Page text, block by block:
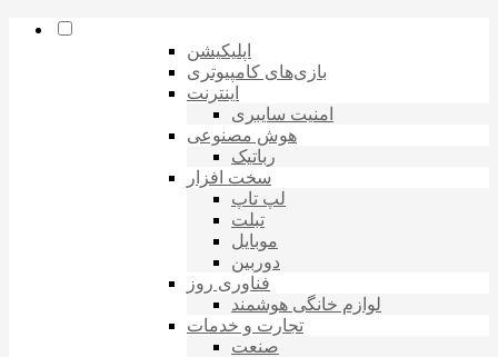
اپلیکیشن
بازی‌های کامپیوتری
اینترنت
امنیت سایبری
هوش مصنوعی
رباتیک
سخت افزار
لپ تاپ
تبلت
موبایل
دوربین
فناوری روز
لوازم خانگی هوشمند
تجارت و خدمات
صنعت